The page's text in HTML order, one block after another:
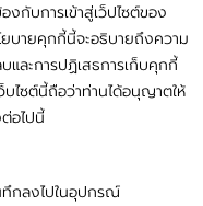
งกับการเข้าสู่เว็ปไซต์ของ
ยบายคุกกี้นี้จะอธิบายถึงความ
ละการปฏิเสธการเก็บคุกกี้
บไซต์นี้ถือว่าท่านได้อนุญาตให้
อไปนี้
กลงไปในอุปกรณ์